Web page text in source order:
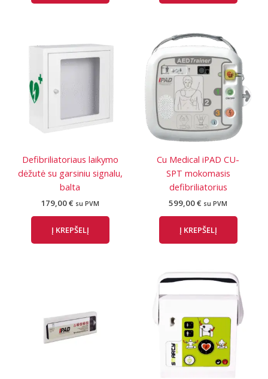
Defibriliatoriaus laikymo
dėžutė su garsiniu signalu,
balta
179,00€ su PVM
Į KREPŠELĮ
Cu Medical iPAD CU-
SPT mokomasis
defibriliatorius
599,00€ su PVM
Į KREPŠELĮ